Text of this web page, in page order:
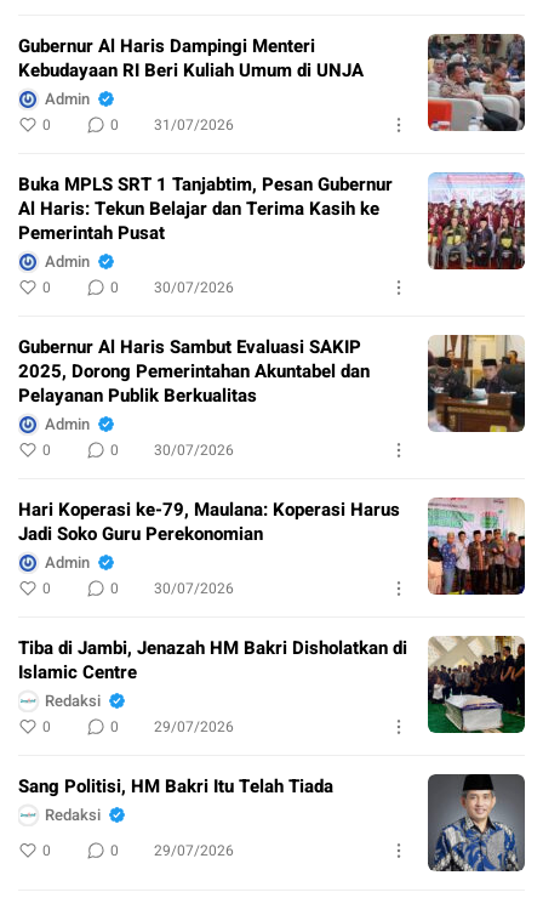
Gubernur Al Haris Dampingi Menteri
Kebudayaan RI Beri Kuliah Umum di UNJA
Admin
0 0 31/07/2026
Buka MPLS SRT 1 Tanjabtim, Pesan Gubernur
Al Haris: Tekun Belajar dan Terima Kasih ke
Pemerintah Pusat
Admin
0 0 30/07/2026
Gubernur Al Haris Sambut Evaluasi SAKIP
2025, Dorong Pemerintahan Akuntabel dan
Pelayanan Publik Berkualitas
Admin
0 0 30/07/2026
Hari Koperasi ke-79, Maulana: Koperasi Harus
Jadi Soko Guru Perekonomian
Admin
0 0 30/07/2026
Tiba di Jambi, Jenazah HM Bakri Disholatkan di
Islamic Centre
Redaksi
0 0 29/07/2026
Sang Politisi, HM Bakri Itu Telah Tiada
Redaksi
0 0 29/07/2026